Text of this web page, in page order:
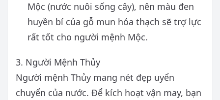
Mộc (nước nuôi sống cây), nên màu đen
huyền bí của gỗ mun hóa thạch sẽ trợ lực
rất tốt cho người mệnh Mộc.
3. Người Mệnh Thủy
Người mệnh Thủy mang nét đẹp uyển
chuyển của nước. Để kích hoạt vận may, bạn